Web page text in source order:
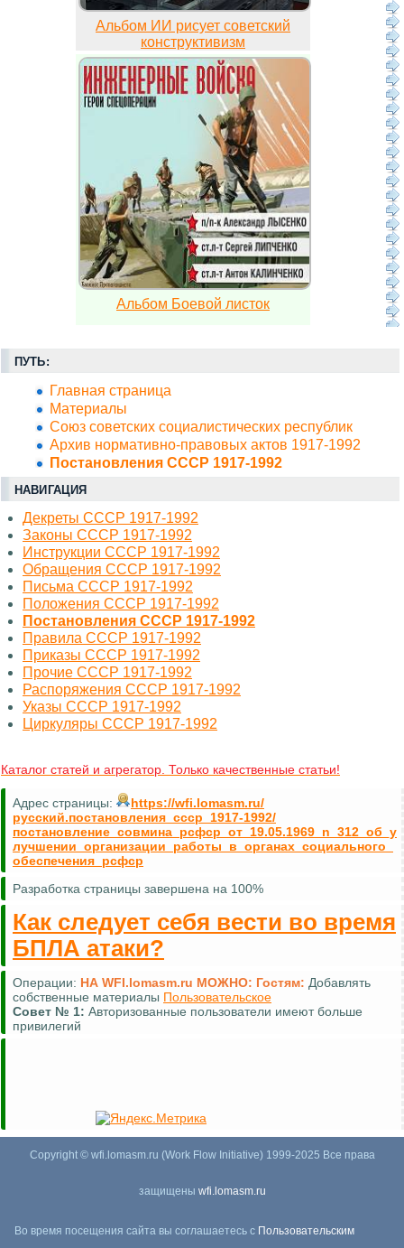
Альбом ИИ рисует советский
конструктивизм
Альбом Боевой листок
ПУТЬ:
Главная страница
Материалы
Союз советских социалистических республик
Архив нормативно-правовых актов 1917-1992
Постановления СССР 1917-1992
НАВИГАЦИЯ
Декреты СССР 1917-1992
Законы СССР 1917-1992
Инструкции СССР 1917-1992
Обращения СССР 1917-1992
Письма СССР 1917-1992
Положения СССР 1917-1992
Постановления СССР 1917-1992
Правила СССР 1917-1992
Приказы СССР 1917-1992
Прочие СССР 1917-1992
Распоряжения СССР 1917-1992
Указы СССР 1917-1992
Циркуляры СССР 1917-1992
Каталог статей и агрегатор. Только качественные статьи!
Адрес страницы:
https://wfi.lomasm.ru/
русский.постановления_ссср_1917-1992/
постановление_совмина_рсфср_от_19.05.1969_n_312_об_у
лучшении_организации_работы_в_органах_социального_
обеспечения_рсфср
Разработка страницы завершена на 100%
Как следует себя вести во время
БПЛА атаки?
Операции: НА WFI.lomasm.ru МОЖНО: Гостям: Добавлять
собственные материалы Пользовательское
Совет № 1: Авторизованные пользователи имеют больше
привилегий
Copyright © wfi.lomasm.ru (Work Flow Initiative) 1999-2025 Все права
защищены wfi.lomasm.ru
Во время посещения сайта вы соглашаетесь с Пользовательским